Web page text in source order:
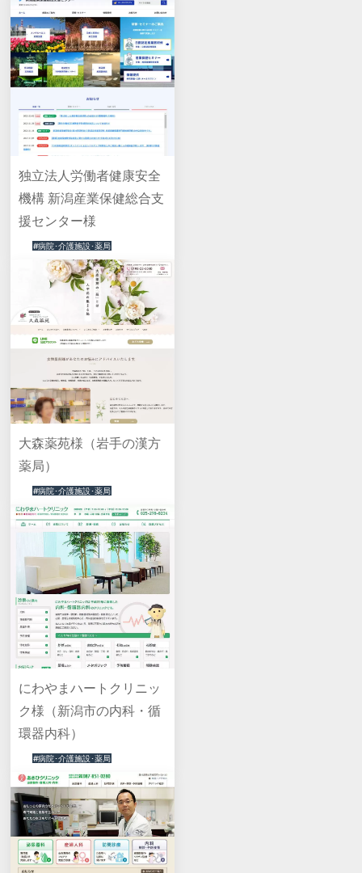
独立法人労働者健康安全
機構 新潟産業保健総合支
援センター様
#病院･介護施設･薬局
大森薬苑様（岩手の漢方
薬局）
#病院･介護施設･薬局
にわやまハートクリニッ
ク様（新潟市の内科・循
環器内科）
#病院･介護施設･薬局